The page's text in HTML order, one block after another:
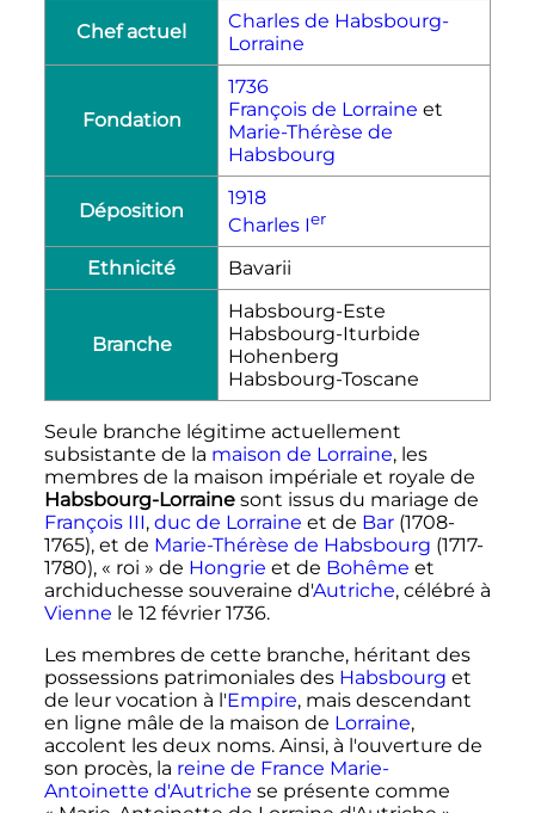
Chef actuel
Charles de Habsbourg-
Lorraine
Fondation
1736
François de Lorraine et
Marie-Thérèse de
Habsbourg
Déposition
1918
Charles Ier
Ethnicité Bavarii
Branche
Habsbourg-Este
Habsbourg-Iturbide
Hohenberg
Habsbourg-Toscane
Seule branche légitime actuellement
subsistante de la maison de Lorraine, les
membres de la maison impériale et royale de
Habsbourg-Lorrainesont issus du mariage de
François III, duc de Lorraine et de Bar(1708-
1765), et de Marie-Thérèse de Habsbourg (1717-
1780), « roi » de Hongrie et de Bohême et
archiduchesse souveraine d'Autriche, célébré à
Vienne le 12 février 1736.
Les membres de cette branche, héritant des
possessions patrimoniales des Habsbourg et
de leur vocation à l'Empire, mais descendant
en ligne mâle de la maison de Lorraine,
accolent les deux noms. Ainsi, à l'ouverture de
son procès, la reine de France Marie-
Antoinette d'Autriche se présente comme